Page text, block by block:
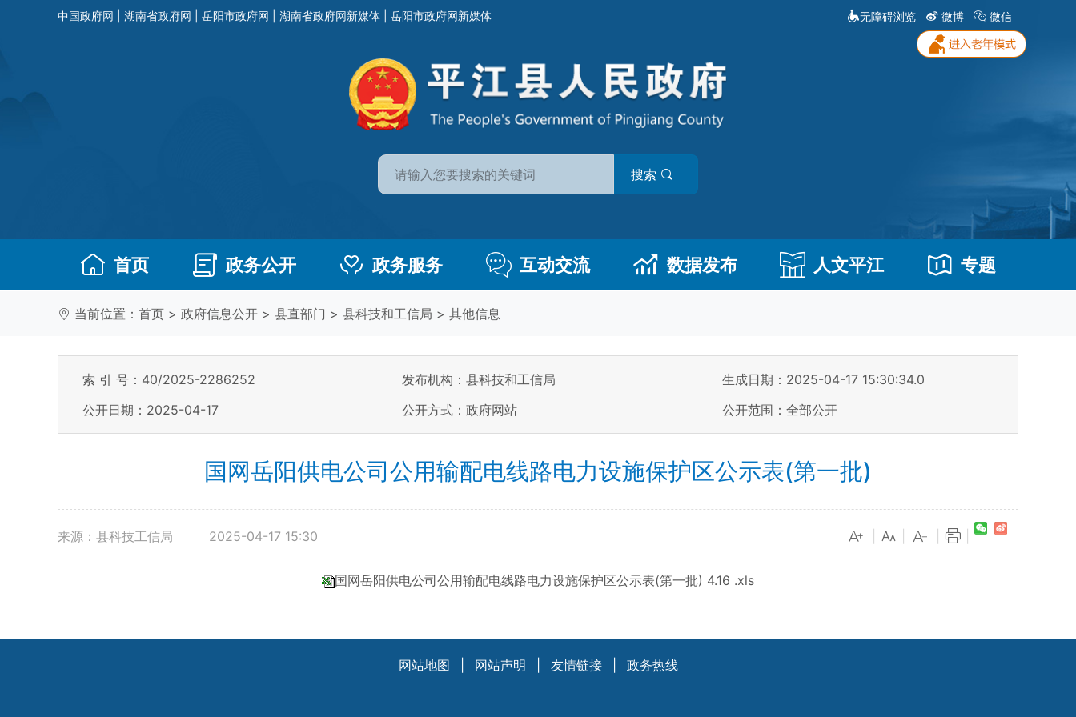
中国政府网 湖南省政府网 岳阳市政府网 湖南省政府网新媒体 岳阳市政府网新媒体 无障碍浏览 微博 微信
搜索
首页 政务公开 政务服务 互动交流 数据发布 人文平江 专题
当前位置： 首页 > 政府信息公开 > 县直部门 > 县科技和工信局 > 其他信息
索 引 号：40/2025-2286252 发布机构：县科技和工信局
生成日期：2025-04-17 15:30:34.0
公开日期：2025-04-17
公开方式：政府网站 公开范围：全部公开
国网岳阳供电公司公用输配电线路电力设施保护区公示表(第一批)
来源：县科技工信局 2025-04-17 15:30
国网岳阳供电公司公用输配电线路电力设施保护区公示表(第一批) 4.16 .xls
网站地图 网站声明 友情链接 政务热线